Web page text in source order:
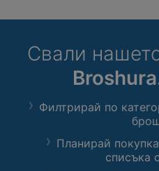
Свали
Филтрирай по
Планирай
списъка